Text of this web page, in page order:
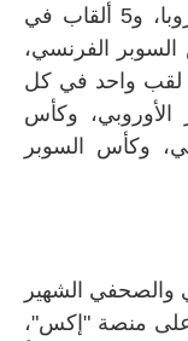
تشمل: 3 ألقاب في دوري أبطال أوروبا، و5 ألقاب في
في كأس السوبر الفرنسي،
لقب واحد في كل
الأوروبي، وكأس
وكأس السوبر
والصحفي الشهير
على منصة "إكس"،